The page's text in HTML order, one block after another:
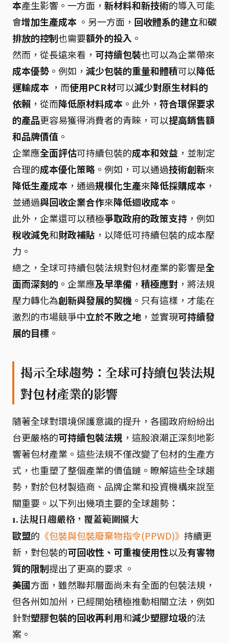
本產生影響。一方面， 新材料和新技術的導入可能
會增加生產成本 。另一方面， 回收體系的建立和碳
排放的控制也需要額外的投入 。
然而，從長遠來看， 可持續包裝也可以為企業帶來
成本優勢 。例如， 減少包裝的重量和體積可以降低
運輸成本 ，而使用PCR材可以減少對原生材料的
依賴 ，從而降低原材料成本 。此外， 符合環保要求
的產品更容易獲得消費者的青睞，可以提高銷售額
和品牌價值 。
企業應全面評估可持續包裝的成本和效益 ，並制定
合理的成本優化策略 。例如，可以通過技術創新來
降低生產成本 ，通過規模化生產來降低採購成本 ，
並通過與回收企業合作來降低迴收成本 。
此外，企業還可以積極爭取政府的政策支持 ，例如
稅收減免和財政補貼 ，以降低可持續包裝的成本壓
力。
總之，全球可持續包裝法規對包材產業的影響是全
面而深刻的 。企業應及早準備 ， 積極應對 ，將法規
壓力轉化為創新與發展的契機 。只有這樣，才能在
激烈的市場競爭中立於不敗之地 ，並實現可持續發
展的目標 。
揭示全球趨勢：全球可持續包裝法規
對包材產業的影響
隨著全球對環境保護意識的提升，各國政府紛紛出
台更嚴格的可持續包裝法規 ，這股浪潮正深刻地影
響著包材產業。這些法規不僅改變了包材的生產方
式，也重塑了整個產業的價值鏈。瞭解這些全球趨
勢，對於包材製造商、品牌企業和投資機構來說至
關重要。以下列出幾項主要的全球趨勢：
1. 法規日趨嚴格，覆蓋範圍擴大
歐盟的 《包裝與包裝廢棄物指令(PPWD)》 持續更
新，對包裝的可回收性、可重複使用性以及有害物
質的限制提出了更高的要求 。
美國方面，雖然聯邦層面尚未有全面的包裝法規，
但各州如加州，已經開始積極推動相關立法，例如
針對塑膠包裝的回收再利用和減少塑膠垃圾的法
案。